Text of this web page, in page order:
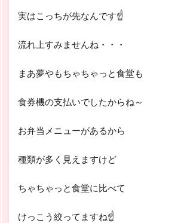
実はこっちが先なんです☝
流れ上すみませんね・・・
まあ夢やもちゃちゃっと食堂も
食券機の支払いでしたからね～
お弁当メニューがあるから
種類が多く見えますけど
ちゃちゃっと食堂に比べて
けっこう絞ってますね☝